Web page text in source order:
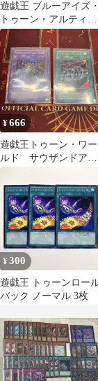
遊戯王 ブルーアイズ・
トゥーン・アルティメ
ット・ドラゴン ウルト
ラレア 4枚
¥666
遊戯王トゥーン・ワー
ルド サウザンドアイ
ズ ウルトラ セット
¥300
遊戯王 トゥーンロー
バック ノーマル 3枚